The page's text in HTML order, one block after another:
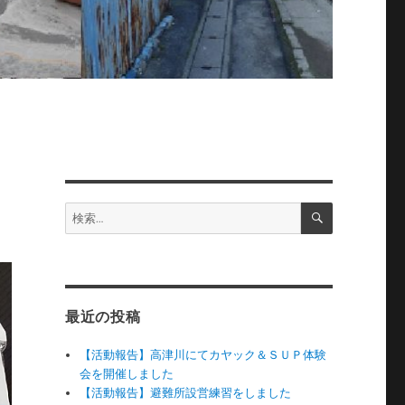
検
索:
検
最近の投稿
【活動報告】高津川にてカヤック＆ＳＵＰ体験
会を開催しました
【活動報告】避難所設営練習をしました